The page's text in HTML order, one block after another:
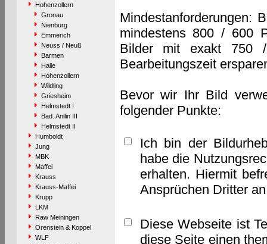
Hohenzollern
Gronau
Nienburg
Emmerich
Neuss / Neuß
Barmen
Halle
Hohenzollern
Wildling
Griesheim
Helmstedt I
Bad. Anilin III
Helmstedt II
Humboldt
Jung
MBK
Maffei
Krauss
Krauss-Maffei
Krupp
LKM
Raw Meiningen
Orenstein & Koppel
WLF
Mindestanforderungen:
mindestens 800 / 600
Bilder mit exakt 750
Bearbeitungszeit
Bevor wir Ihr Bild
folgender Punkte:
Ich bin der
habe die
erhalten. Hiermit
Ansprüchen Dritter
Diese Webseite ist
diese Seite einen